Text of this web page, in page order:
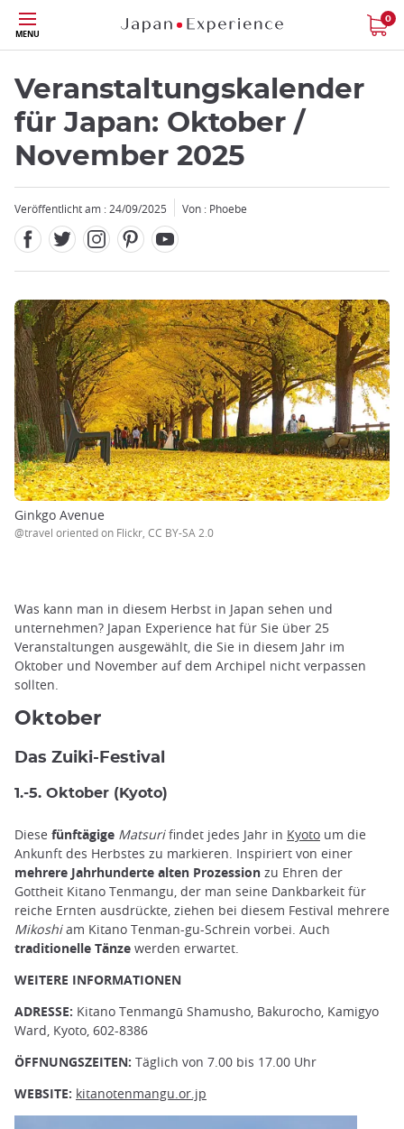
Größe
MENU
0
Veranstaltungskalender
für Japan: Oktober /
November 2025
Veröffentlicht am : 24/09/2025 Von : Phoebe
Ginkgo Avenue
@travel oriented on Flickr, CC BY-SA 2.0
Was kann man in diesem Herbst in Japan sehen und
unternehmen? Japan Experience hat für Sie über 25
Veranstaltungen ausgewählt, die Sie in diesem Jahr im
Oktober und November auf dem Archipel nicht verpassen
sollten.
Oktober
Das Zuiki-Festival
1.-5. Oktober (Kyoto)
Diese fünftägige Matsurifindet jedes Jahr in Kyoto um die
Ankunft des Herbstes zu markieren. Inspiriert von einer
mehrere Jahrhunderte alten Prozession zu Ehren der
Gottheit Kitano Tenmangu, der man seine Dankbarkeit für
reiche Ernten ausdrückte, ziehen bei diesem Festival mehrere
Mikoshiam Kitano Tenman-gu-Schrein vorbei. Auch
traditionelle Tänze werden erwartet.
WEITERE INFORMATIONEN
ADRESSE: Kitano Tenmangū Shamusho, Bakurocho, Kamigyo
Ward, Kyoto, 602-8386
ÖFFNUNGSZEITEN: Täglich von 7.00 bis 17.00 Uhr
WEBSITE: kitanotenmangu.or.jp